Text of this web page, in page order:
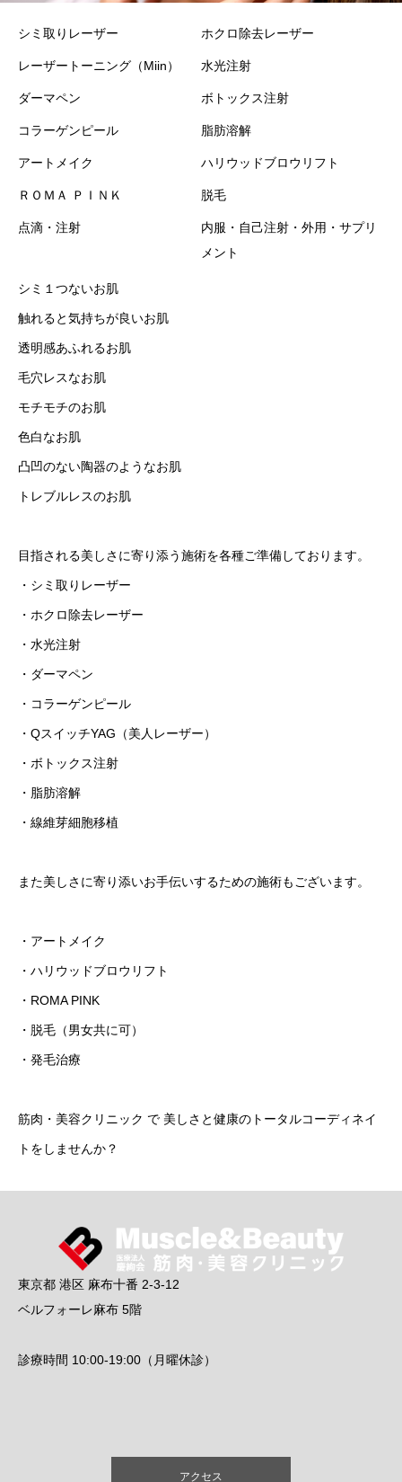
シミ取りレーザー ホクロ除去レーザー
レーザートーニング（Miin） 水光注射
ダーマペン ボトックス注射
コラーゲンピール 脂肪溶解
アートメイク ハリウッドブロウリフト
ＲＯＭＡ ＰＩＮＫ 脱毛
点滴・注射
内服・自己注射・外用・サプリ
メント
シミ１つないお肌
触れると気持ちが良いお肌
透明感あふれるお肌
毛穴レスなお肌
モチモチのお肌
色白なお肌
凸凹のない陶器のようなお肌
トレブルレスのお肌
目指される美しさに寄り添う施術を各種ご準備しております。
・シミ取りレーザー
・ホクロ除去レーザー
・水光注射
・ダーマペン
・コラーゲンピール
・QスイッチYAG（美人レーザー）
・ボトックス注射
・脂肪溶解
・線維芽細胞移植
また美しさに寄り添いお手伝いするための施術もございます。
・アートメイク
・ハリウッドブロウリフト
・ROMA PINK
・脱毛（男女共に可）
・発毛治療
筋肉・美容クリニック で 美しさと健康のトータルコーディネイ
トをしませんか？
東京都 港区 麻布十番 2-3-12
ベルフォーレ麻布 5階
診療時間 10:00-19:00（月曜休診）
アクセス